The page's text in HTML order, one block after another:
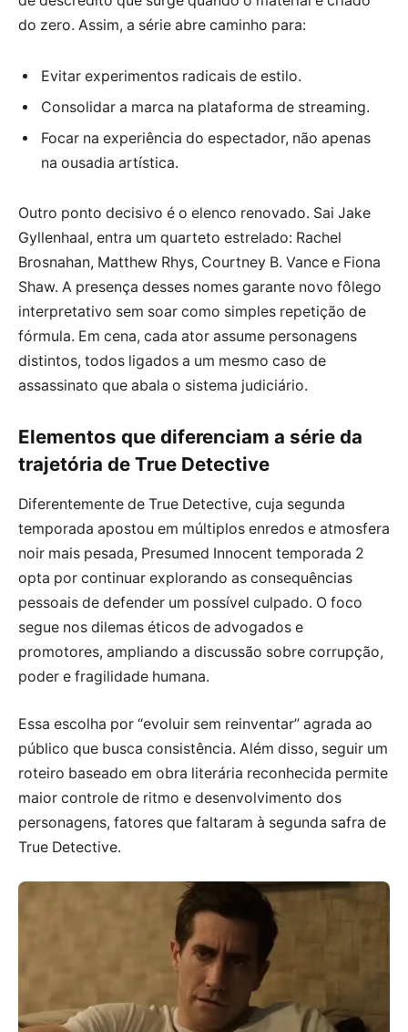
do zero. Assim, a série abre caminho para:
Evitar experimentos radicais de estilo.
Consolidar a marca na plataforma de streaming.
Focar na experiência do espectador, não apenas
na ousadia artística.
Outro ponto decisivo é o elenco renovado. Sai Jake
Gyllenhaal, entra um quarteto estrelado: Rachel
Brosnahan, Matthew Rhys, Courtney B. Vance e Fiona
Shaw. A presença desses nomes garante novo fôlego
interpretativo sem soar como simples repetição de
fórmula. Em cena, cada ator assume personagens
distintos, todos ligados a um mesmo caso de
assassinato que abala o sistema judiciário.
Elementos que diferenciam a série da
trajetória de True Detective
Diferentemente de True Detective, cuja segunda
temporada apostou em múltiplos enredos e atmosfera
noir mais pesada, Presumed Innocent temporada 2
opta por continuar explorando as consequências
pessoais de defender um possível culpado. O foco
segue nos dilemas éticos de advogados e
promotores, ampliando a discussão sobre corrupção,
poder e fragilidade humana.
Essa escolha por “evoluir sem reinventar” agrada ao
público que busca consistência. Além disso, seguir um
roteiro baseado em obra literária reconhecida permite
maior controle de ritmo e desenvolvimento dos
personagens, fatores que faltaram à segunda safra de
True Detective.